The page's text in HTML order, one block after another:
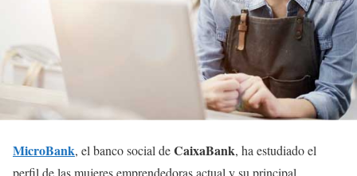
MicroBank, el banco social deCaixaBank, ha estudiado el
perfil de las mujeres emprendedoras actual y su principal